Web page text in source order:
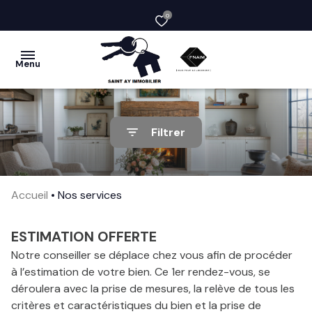
0
Menu
vendre
société
nos
services
avis
clients
Filtrer
Accueil Nos services
ESTIMATION OFFERTE
Notre conseiller se déplace chez vous afin de procéder
à l’estimation de votre bien. Ce 1er rendez-vous, se
déroulera avec la prise de mesures, la relève de tous les
critères et caractéristiques du bien et la prise de